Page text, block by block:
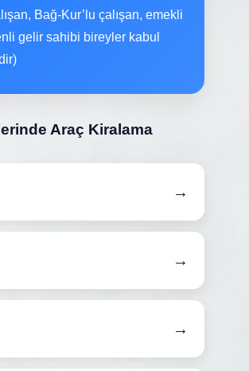
Bağ-Kur’lu çalışan, emekli
gelir sahibi bireyler kabul
Araç Kiralama
→
→
→